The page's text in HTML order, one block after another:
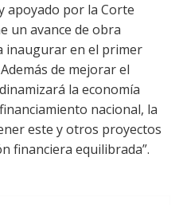
apoyado por la Corte
un avance de obra
inaugurar en el primer
de mejorar el
la economía
nacional, la
este y otros proyectos
financiera equilibrada”.